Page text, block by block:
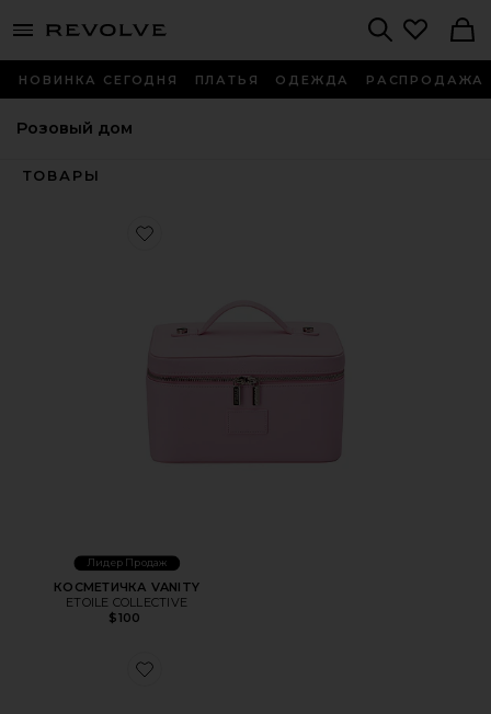
menu - shows more content
НОВИНКА СЕГОДНЯ ПЛАТЬЯ ОДЕЖДА РАСПРОДАЖА
Розовый дом
ТОВАРЫ
Favorite КОСМЕТИЧКА VANITY
Лидер Продаж
КОСМЕТИЧКА VANITY
ETOILE COLLECTIVE
$100
Favorite КОВРИК ДЛЯ ВАННОЙ BATH RUG